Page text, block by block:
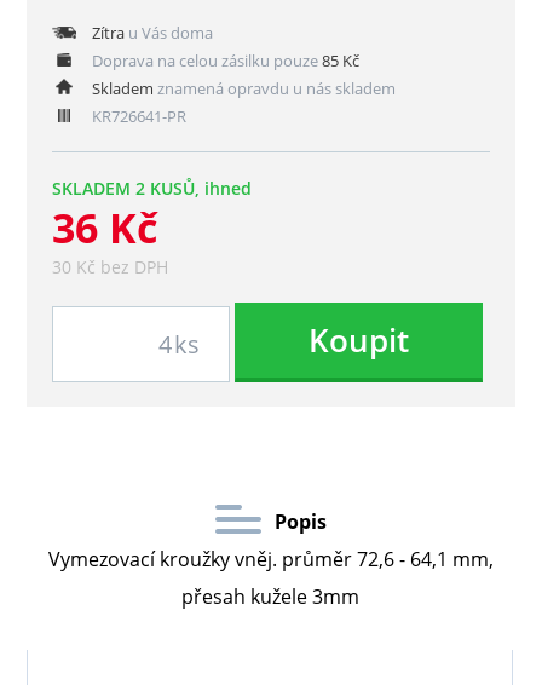
Zítrau Vás doma
Doprava na celou zásilku pouze85 Kč
Skladem znamená opravdu u nás skladem
KR726641-PR
SKLADEM 2 KUSŮ, ihned
36 Kč
30 Kč bez DPH
ks Koupit
Popis
Vymezovací kroužky vněj. průměr 72,6 - 64,1 mm,
přesah kužele 3mm